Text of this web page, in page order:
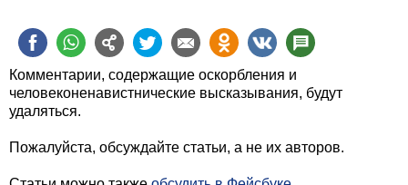
Комментарии, содержащие оскорбления и
человеконенавистнические высказывания, будут
удаляться.
Пожалуйста, обсуждайте статьи, а не их авторов.